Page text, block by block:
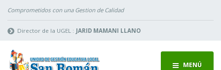
Comprometidos con una Gestion de Calidad
Director de la UGEL : JARID MAMANI LLANO
MENÚ